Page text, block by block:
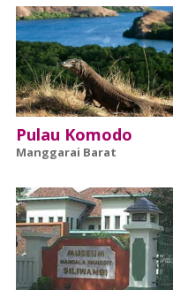
Pulau Komodo
Manggarai Barat